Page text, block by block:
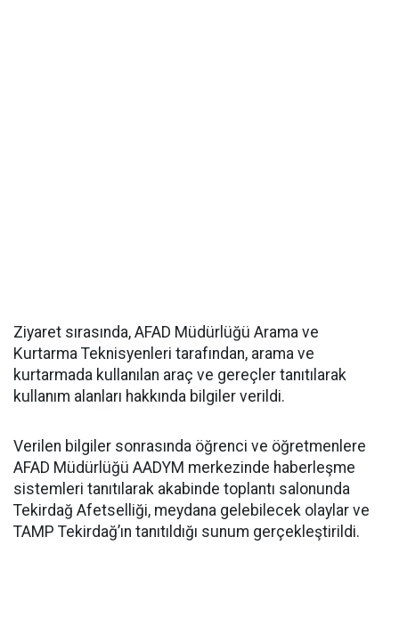
Ziyaret sırasında, AFAD Müdürlüğü Arama ve
Kurtarma Teknisyenleri tarafından, arama ve
kurtarmada kullanılan araç ve gereçler tanıtılarak
kullanım alanları hakkında bilgiler verildi.
Verilen bilgiler sonrasında öğrenci ve öğretmenlere
AFAD Müdürlüğü AADYM merkezinde haberleşme
sistemleri tanıtılarak akabinde toplantı salonunda
Tekirdağ Afetselliği, meydana gelebilecek olaylar ve
TAMP Tekirdağ’ın tanıtıldığı sunum gerçekleştirildi.